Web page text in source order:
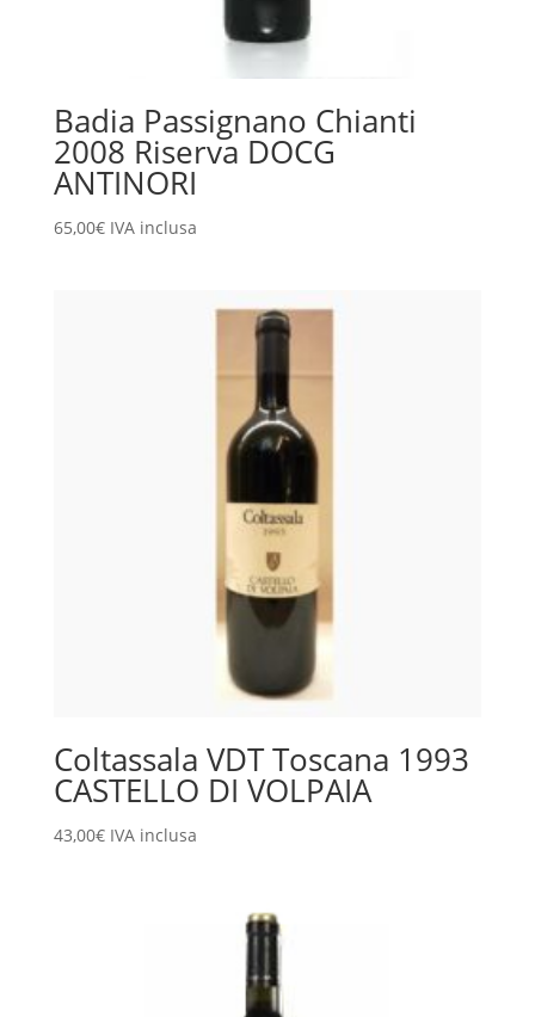
Badia Passignano Chianti
2008 Riserva DOCG
ANTINORI
65,00€ IVA inclusa
Coltassala VDT Toscana 1993
CASTELLO DI VOLPAIA
43,00€ IVA inclusa